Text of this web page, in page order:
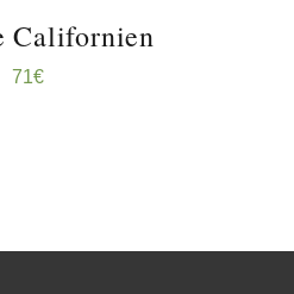
Californien
71€